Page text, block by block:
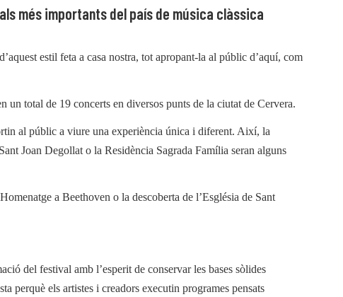
més importants del país de música clàssica
estil feta a casa nostra, tot apropant-la al públic d’aquí, com
un total de 19 concerts en diversos punts de la ciutat de Cervera.
al públic a viure una experiència única i diferent. Així, la
Joan Degollat o la Residència Sagrada Família seran alguns
a Beethoven o la descoberta de l’Església de Sant
del festival amb l’esperit de conservar les bases sòlides
perquè els artistes i creadors executin programes pensats